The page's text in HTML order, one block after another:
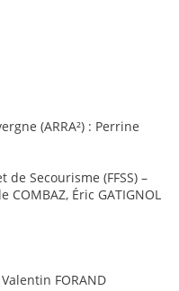
(ARRA²) : Perrine
Secourisme (FFSS) –
COMBAZ, Éric GATIGNOL
Valentin FORAND